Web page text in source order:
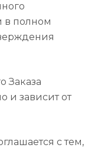
в полном
Заказа
и зависит от
с тем,